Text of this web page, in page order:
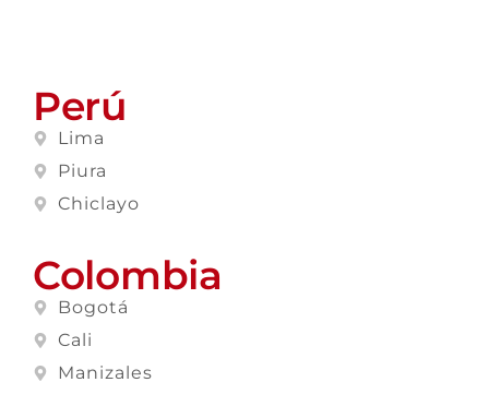
Perú
Lima
Piura
Chiclayo
Colombia
Bogotá
Cali
Manizales